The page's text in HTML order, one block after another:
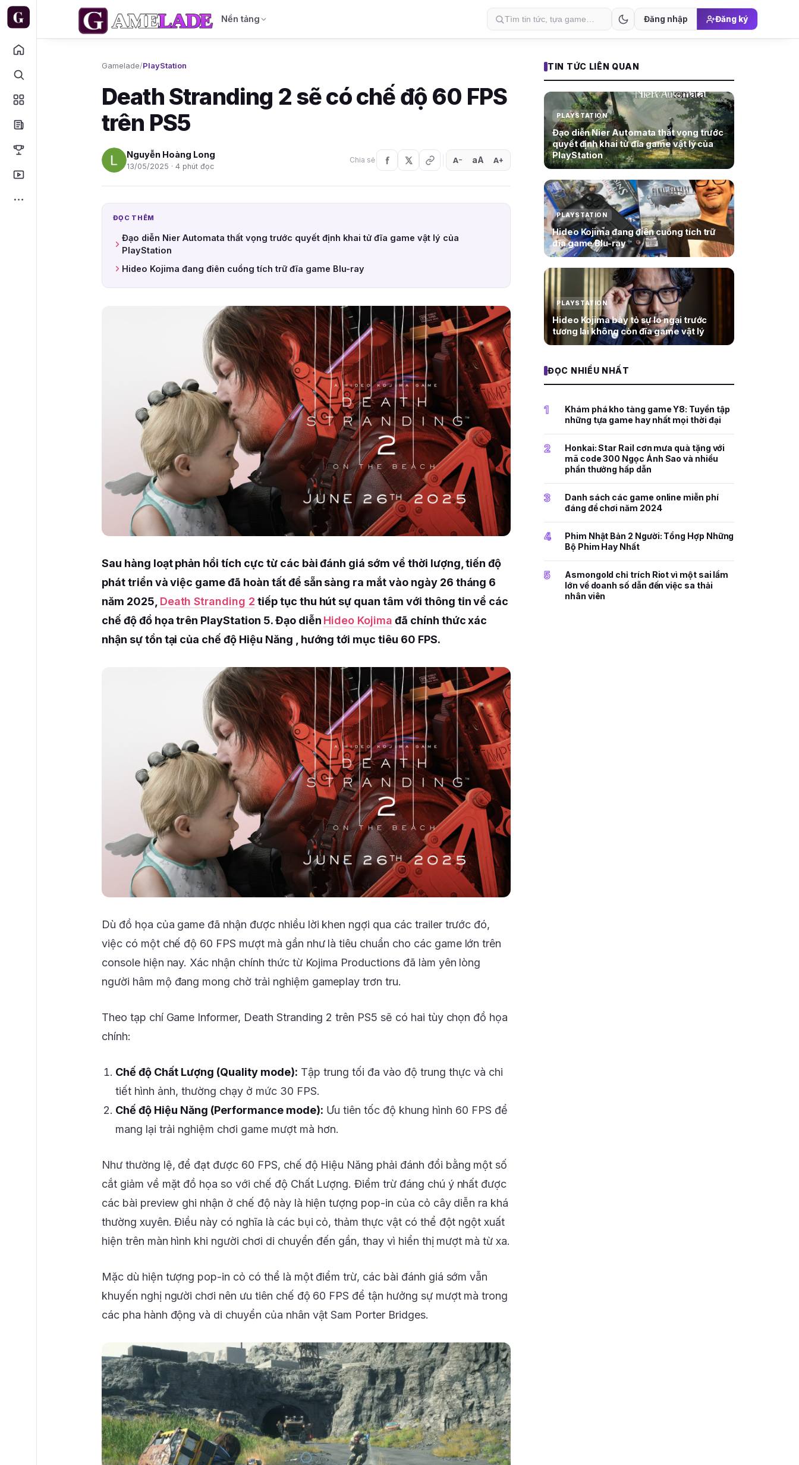
Nền tảng Đăng nhập Đăng ký
Gamelade/PlayStation
Death Stranding 2 sẽ có chế độ 60 FPS
trên PS5
Nguyễn Hoàng Long
13/05/2025 · 4 phút đọc
Chia sẻ A− aA A+
ĐỌC THÊM
Đạo diễn Nier Automata thất vọng trước quyết định khai tử đĩa game vật lý của
PlayStation
Hideo Kojima đang điên cuồng tích trữ đĩa game Blu-ray
Sau hàng loạt phản hồi tích cực từ các bài đánh giá sớm về thời lượng, tiến độ
phát triển và việc game đã hoàn tất để sẵn sàng ra mắt vào ngày 26 tháng 6
năm 2025, Death Stranding 2 tiếp tục thu hút sự quan tâm với thông tin về các
chế độ đồ họa trên PlayStation 5. Đạo diễn Hideo Kojima đã chính thức xác
nhận sự tồn tại của chế độ Hiệu Năng , hướng tới mục tiêu 60 FPS.
Dù đồ họa của game đã nhận được nhiều lời khen ngợi qua các trailer trước đó,
việc có một chế độ 60 FPS mượt mà gần như là tiêu chuẩn cho các game lớn trên
console hiện nay. Xác nhận chính thức từ Kojima Productions đã làm yên lòng
người hâm mộ đang mong chờ trải nghiệm gameplay trơn tru.
Theo tạp chí Game Informer, Death Stranding 2 trên PS5 sẽ có hai tùy chọn đồ họa
chính:
Chế độ Chất Lượng (Quality mode): Tập trung tối đa vào độ trung thực và chi
tiết hình ảnh, thường chạy ở mức 30 FPS.
Chế độ Hiệu Năng (Performance mode): Ưu tiên tốc độ khung hình 60 FPS để
mang lại trải nghiệm chơi game mượt mà hơn.
Như thường lệ, để đạt được 60 FPS, chế độ Hiệu Năng phải đánh đổi bằng một số
cắt giảm về mặt đồ họa so với chế độ Chất Lượng. Điểm trừ đáng chú ý nhất được
các bài preview ghi nhận ở chế độ này là hiện tượng pop-in của cỏ cây diễn ra khá
thường xuyên. Điều này có nghĩa là các bụi cỏ, thảm thực vật có thể đột ngột xuất
hiện trên màn hình khi người chơi di chuyển đến gần, thay vì hiển thị mượt mà từ xa.
Mặc dù hiện tượng pop-in cỏ có thể là một điểm trừ, các bài đánh giá sớm vẫn
khuyến nghị người chơi nên ưu tiên chế độ 60 FPS để tận hưởng sự mượt mà trong
các pha hành động và di chuyển của nhân vật Sam Porter Bridges.
TIN TỨC LIÊN QUAN
PLAYSTATION
Đạo diễn Nier Automata thất vọng trước
quyết định khai tử đĩa game vật lý của
PlayStation
PLAYSTATION
Hideo Kojima đang điên cuồng tích trữ
đĩa game Blu-ray
PLAYSTATION
Hideo Kojima bày tỏ sự lo ngại trước
tương lai không còn đĩa game vật lý
ĐỌC NHIỀU NHẤT
1
Khám phá kho tàng game Y8: Tuyển tập
những tựa game hay nhất mọi thời đại
2
Honkai: Star Rail cơn mưa quà tặng với
mã code 300 Ngọc Ánh Sao và nhiều
phần thưởng hấp dẫn
3
Danh sách các game online miễn phí
đáng để chơi năm 2024
4
Phim Nhật Bản 2 Người: Tổng Hợp Những
Bộ Phim Hay Nhất
5
Asmongold chỉ trích Riot vì một sai lầm
lớn về doanh số dẫn đến việc sa thải
nhân viên